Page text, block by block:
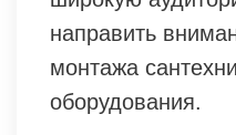
направить
монтажа
оборудования.